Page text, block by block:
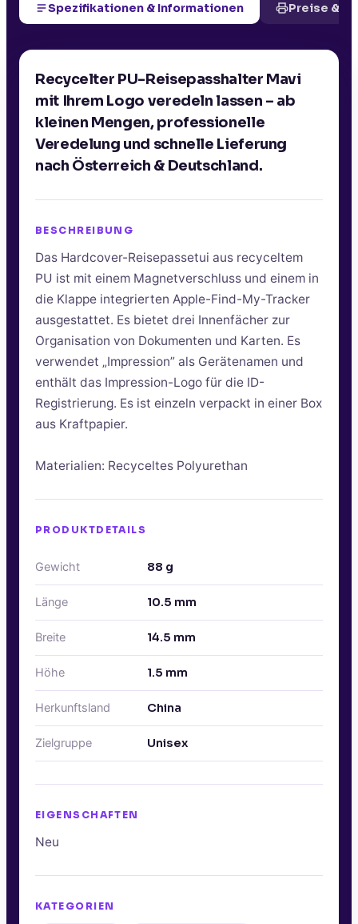
Spezifikationen & Informationen Preise &
Recycelter PU-Reisepasshalter Mavi
mit Ihrem Logo veredeln lassen – ab
kleinen Mengen, professionelle
Veredelung und schnelle Lieferung
nach Österreich & Deutschland.
BESCHREIBUNG
Das Hardcover-Reisepassetui aus recyceltem
PU ist mit einem Magnetverschluss und einem in
die Klappe integrierten Apple-Find-My-Tracker
ausgestattet. Es bietet drei Innenfächer zur
Organisation von Dokumenten und Karten. Es
verwendet „Impression” als Gerätenamen und
enthält das Impression-Logo für die ID-
Registrierung. Es ist einzeln verpackt in einer Box
aus Kraftpapier.
Materialien: Recyceltes Polyurethan
PRODUKTDETAILS
Gewicht 88 g
Länge 10.5 mm
Breite 14.5 mm
Höhe 1.5 mm
Herkunftsland China
Zielgruppe Unisex
EIGENSCHAFTEN
Neu
KATEGORIEN